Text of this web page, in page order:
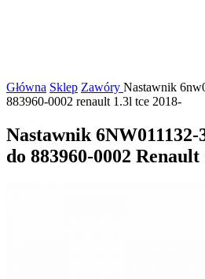
Główna Sklep Zawóry Nastawnik
883960-0002 renault 1.3l tce 2018-
Nastawnik 6NW011132-
do 883960-0002